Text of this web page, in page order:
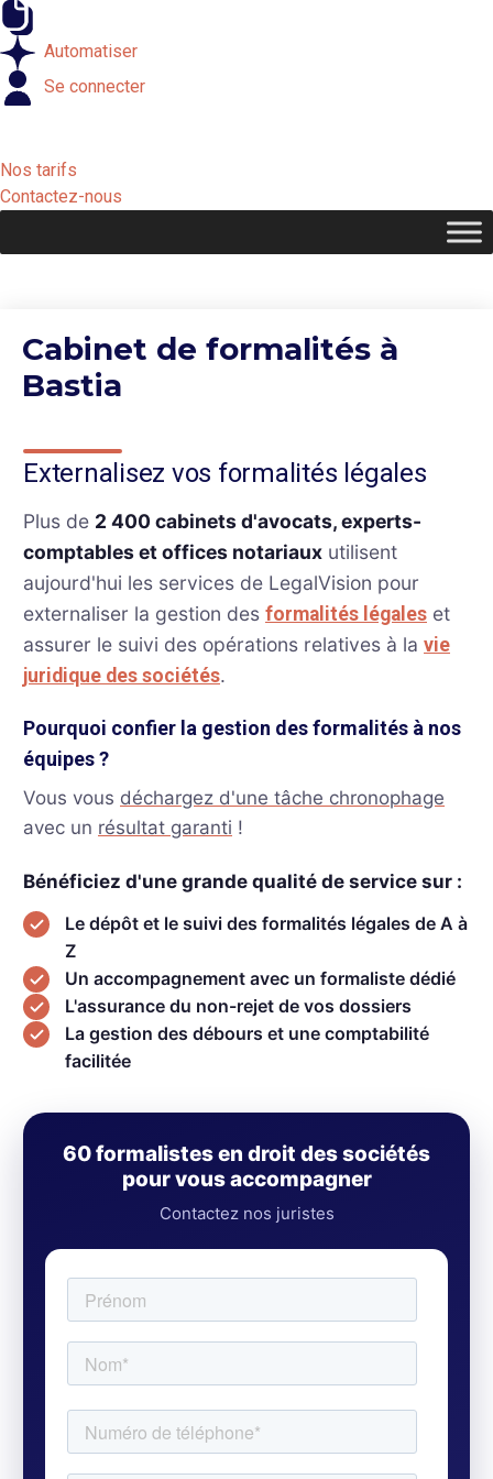
Automatiser
Se connecter
Nos tarifs
Contactez-nous
Cabinet de formalités à
Bastia
Externalisez vos formalités légales
Plus de 2 400 cabinets d'avocats, experts-
comptables et offices notariaux utilisent
aujourd'hui les services de LegalVision pour
externaliser la gestion des formalités légales et
assurer le suivi des opérations relatives à la vie
juridique des sociétés.
Pourquoi confier la gestion des formalités à nos
équipes ?
Vous vous déchargez d'une tâche chronophage
avec un résultat garanti !
Bénéficiez d'une grande qualité de service sur :
Le dépôt et le suivi des formalités légales de A à
Z
Un accompagnement avec un formaliste dédié
L'assurance du non-rejet de vos dossiers
La gestion des débours et une comptabilité
facilitée
60 formalistes en droit des sociétés
pour vous accompagner
Contactez nos juristes